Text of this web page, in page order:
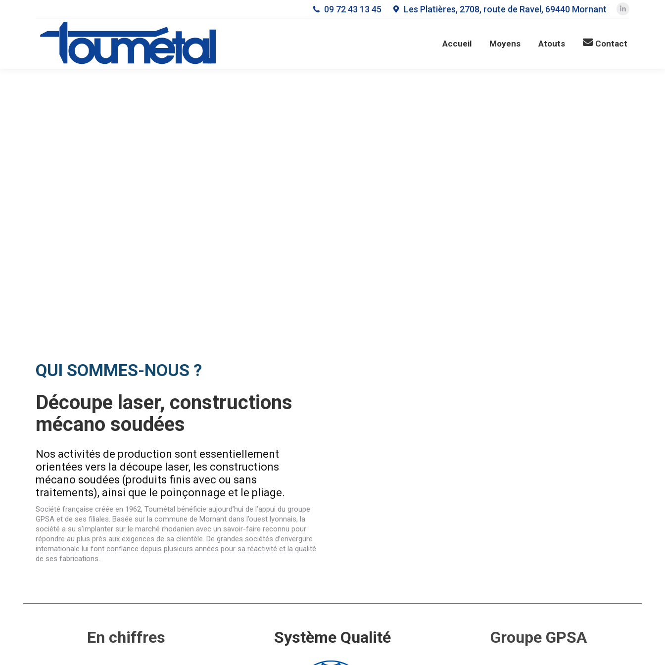
09 72 43 13 45 Les Platières, 2708, route de Ravel, 69440 Mornant
opens
Accueil Moyens Atouts Contact
QUI SOMMES-NOUS ?
Découpe laser, constructions
mécano soudées
Nos activités de production sont essentiellement
orientées vers la découpe laser, les constructions
mécano soudées (produits finis avec ou sans
traitements), ainsi que le poinçonnage et le pliage.
Société française créée en 1962, Toumétal bénéficie aujourd’hui de l’appui du groupe
GPSA et de ses filiales. Basée sur la commune de Mornant dans l’ouest lyonnais, la
société a su s’implanter sur le marché rhodanien avec un savoir-faire reconnu pour
répondre au plus près aux exigences de sa clientèle. De grandes sociétés d’envergure
internationale lui font confiance depuis plusieurs années pour sa réactivité et la qualité
de ses fabrications.
En chiffres Système Qualité Groupe GPSA